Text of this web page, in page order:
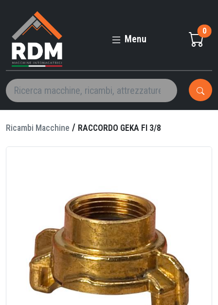
RACCORDO
GEKA
3/8
Menu
0
Ricambi Macchine / RACCORDO GEKA FI 3/8